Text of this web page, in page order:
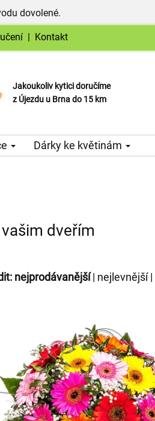
dovolené.
| Kontakt
Jakoukoliv kytici doručíme
z Újezdu u Brna do 15 km
Možnost vyzvednout v naší květince
Dárky ke květinám
dveřím
nejprodávanější| nejlevnější|